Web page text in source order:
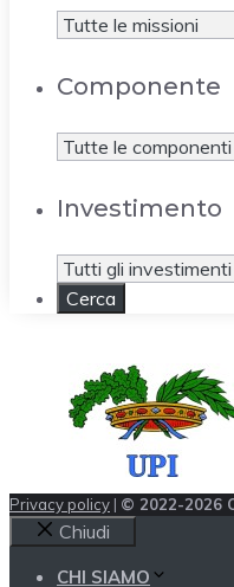
Componente
Investimento
Privacy policy | © 2022-2026
Chiudi
CHI SIAMO